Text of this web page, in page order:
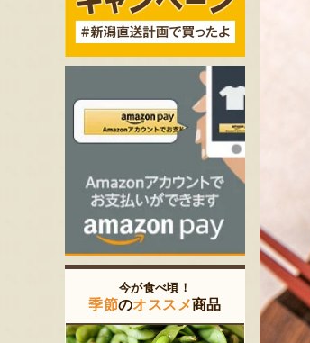
今が食べ頃！
季節のオススメ商品